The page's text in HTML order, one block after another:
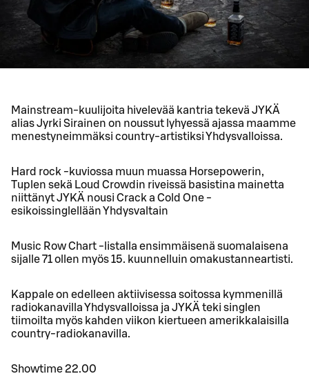
Mainstream-kuulijoita hivelevää kantria tekevä JYKÄ
alias Jyrki Sirainen on noussut lyhyessä ajassa maamme
menestyneimmäksi country-artistiksi Yhdysvalloissa.
Hard rock -kuviossa muun muassa Horsepowerin,
Tuplen sekä Loud Crowdin riveissä basistina mainetta
niittänyt JYKÄ nousi Crack a Cold One -
esikoissinglellään Yhdysvaltain
Music Row Chart -listalla ensimmäisenä suomalaisena
sijalle 71 ollen myös 15. kuunnelluin omakustanneartisti.
Kappale on edelleen aktiivisessa soitossa kymmenillä
radiokanavilla Yhdysvalloissa ja JYKÄ teki singlen
tiimoilta myös kahden viikon kiertueen amerikkalaisilla
country-radiokanavilla.
Showtime 22.00